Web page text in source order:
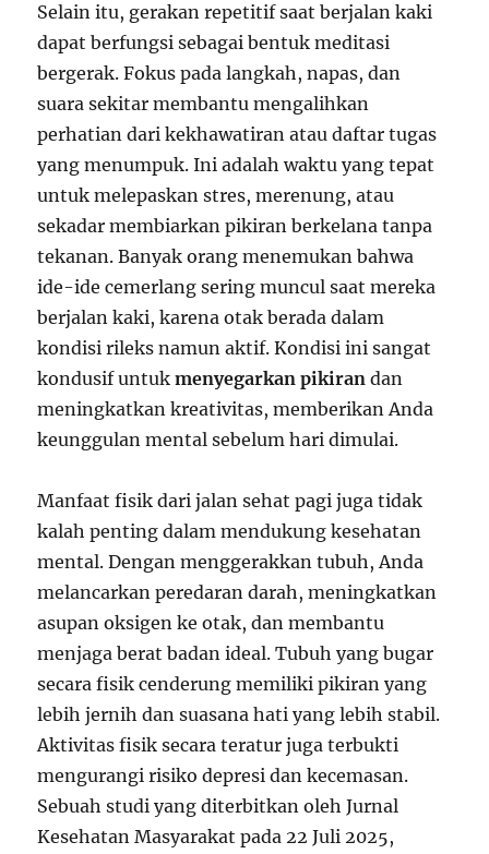
Selain itu, gerakan repetitif saat berjalan kaki
dapat berfungsi sebagai bentuk meditasi
bergerak. Fokus pada langkah, napas, dan
suara sekitar membantu mengalihkan
perhatian dari kekhawatiran atau daftar tugas
yang menumpuk. Ini adalah waktu yang tepat
untuk melepaskan stres, merenung, atau
sekadar membiarkan pikiran berkelana tanpa
tekanan. Banyak orang menemukan bahwa
ide-ide cemerlang sering muncul saat mereka
berjalan kaki, karena otak berada dalam
kondisi rileks namun aktif. Kondisi ini sangat
kondusif untukmenyegarkan pikiran dan
meningkatkan kreativitas, memberikan Anda
keunggulan mental sebelum hari dimulai.
Manfaat fisik dari jalan sehat pagi juga tidak
kalah penting dalam mendukung kesehatan
mental. Dengan menggerakkan tubuh, Anda
melancarkan peredaran darah, meningkatkan
asupan oksigen ke otak, dan membantu
menjaga berat badan ideal. Tubuh yang bugar
secara fisik cenderung memiliki pikiran yang
lebih jernih dan suasana hati yang lebih stabil.
Aktivitas fisik secara teratur juga terbukti
mengurangi risiko depresi dan kecemasan.
Sebuah studi yang diterbitkan oleh Jurnal
Kesehatan Masyarakat pada 22 Juli 2025,